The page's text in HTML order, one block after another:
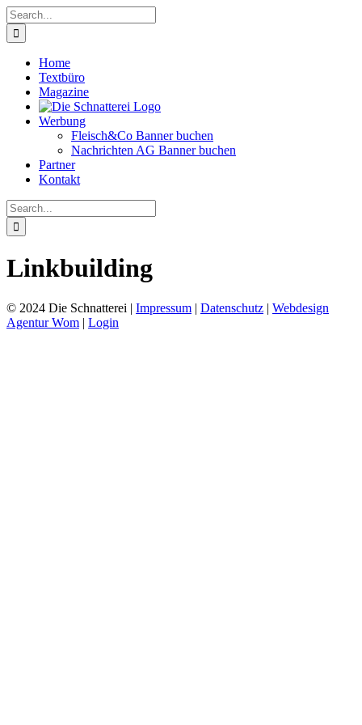
Skip
to
content
Search
for:
Home
Textbüro
Magazine
Werbung
Fleisch&Co Banner buchen
Nachrichten AG Banner buchen
Partner
Kontakt
Search
for:
Linkbuilding
© 2024 Die Schnatterei | Impressum | Datenschutz | Webdesign
Agentur Wom | Login